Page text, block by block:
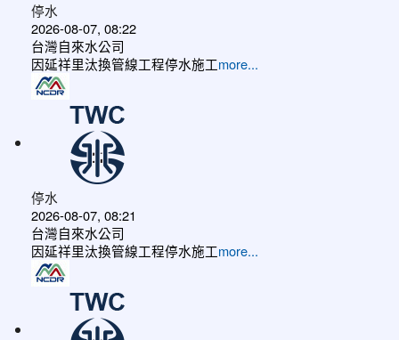
停水
2026-08-07, 08:22
台灣自來水公司
因延祥里汰換管線工程停水施工more...
停水
2026-08-07, 08:21
台灣自來水公司
因延祥里汰換管線工程停水施工more...